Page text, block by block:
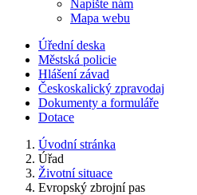
Napište nám
Mapa webu
Úřední deska
Městská policie
Hlášení závad
Českoskalický zpravodaj
Dokumenty a formuláře
Dotace
Úvodní stránka
Úřad
Životní situace
Evropský zbrojní pas